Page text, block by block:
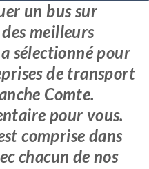
un bus sur
meilleurs
sélectionné pour
de transport
Comte.
pour vous.
comprise dans
chacun de nos